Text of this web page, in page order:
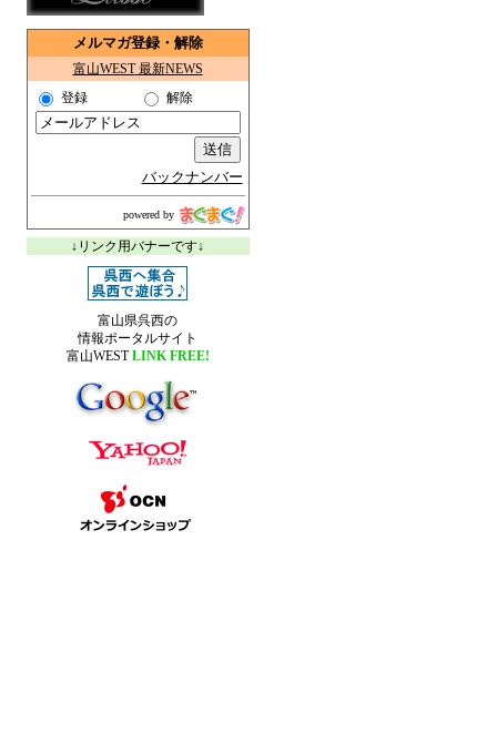
メルマガ登録・解除
富山WEST最新NEWS
登録
解除
バックナンバー
powered by
↓リンク用バナーです↓
富山県呉西の
情報ポータルサイト
富山WESTLINK FREE!